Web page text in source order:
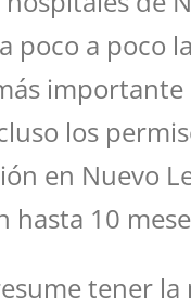
poco a poco la
importante
los
en Nuevo
hasta 10
tener la